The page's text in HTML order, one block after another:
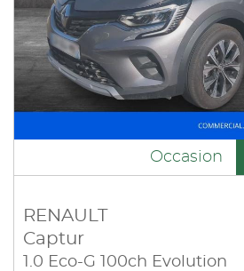
Occasion
RENAULT
Captur
1.0 Eco-G 100ch Evolution